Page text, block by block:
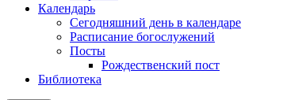
Календарь
Сегодняшний день в календаре
Расписание богослужений
Посты
Рождественский пост
Библиотека